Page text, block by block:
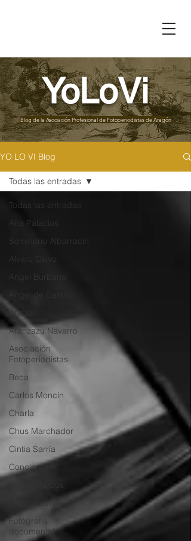
YoLoVi
Blog de la Asociación Profesional de Fotoperiodistas de Aragón
YO LO VI Blog
Todas las entradas
Ana Palacios
Seminario Albarracín
Alvaro Calvo
Angel Burbano
Aragón
Aránzazu Navarro
Asociación
Fotoperiodistas
Beca
Carlos Moncín
Charla
Chus Marchador
Cintia Sarría
Concierto
Diego Ibarra
Fotografía
documental
Todas las entradas